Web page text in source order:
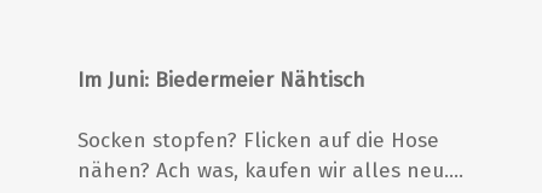
Im Juni: Biedermeier Nähtisch
Socken stopfen? Flicken auf die Hose
nähen? Ach was, kaufen wir alles neu….